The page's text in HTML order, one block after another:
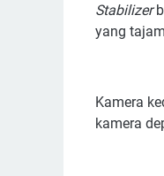
Stabilizer
yang
Kamera
kamera